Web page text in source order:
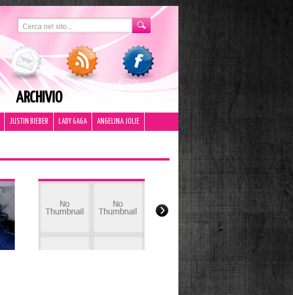
ARCHIVIO
JUSTIN BIEBER LADY GAGA ANGELINA JOLIE